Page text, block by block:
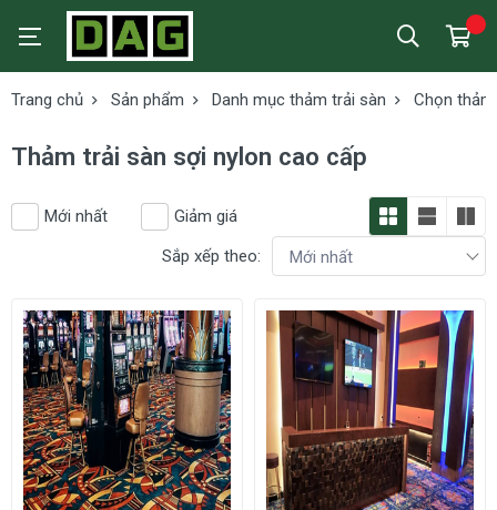
Trang chủ Sản phẩm Danh mục thảm trải sàn Chọn
Thảm trải sàn sợi nylon cao cấp
Mới nhất
Giảm giá
Sắp xếp theo: